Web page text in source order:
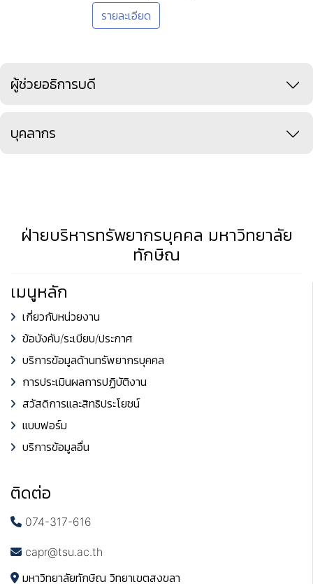
รายละเอียด
ผู้ช่วยอธิการบดี
บุคลากร
ฝ่ายบริหารทรัพยากรบุคคล มหาวิทยาลัย
ทักษิณ
เมนูหลัก
เกี่ยวกับหน่วยงาน
ข้อบังคับ/ระเบียบ/ประกาศ
บริการข้อมูลด้านทรัพยากรบุคคล
การประเมินผลการปฏิบัติงาน
สวัสดิการและสิทธิประโยชน์
แบบฟอร์ม
บริการข้อมูลอื่น
ติดต่อ
074-317-616
capr@tsu.ac.th
มหาวิทยาลัยทักษิณ วิทยาเขตสงขลา